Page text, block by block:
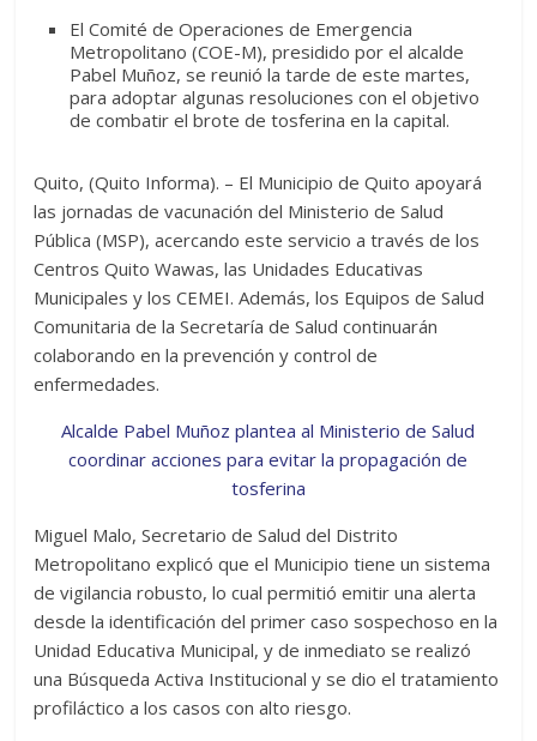
El Comité de Operaciones de Emergencia
Metropolitano (COE-M), presidido por el alcalde
Pabel Muñoz, se reunió la tarde de este martes,
para adoptar algunas resoluciones con el objetivo
de combatir el brote de tosferina en la capital.
Quito, (Quito Informa). – El Municipio de Quito apoyará
las jornadas de vacunación del Ministerio de Salud
Pública (MSP), acercando este servicio a través de los
Centros Quito Wawas, las Unidades Educativas
Municipales y los CEMEI. Además, los Equipos de Salud
Comunitaria de la Secretaría de Salud continuarán
colaborando en la prevención y control de
enfermedades.
Alcalde Pabel Muñoz plantea al Ministerio de Salud
coordinar acciones para evitar la propagación de
tosferina
Miguel Malo, Secretario de Salud del Distrito
Metropolitano explicó que el Municipio tiene un sistema
de vigilancia robusto, lo cual permitió emitir una alerta
desde la identificación del primer caso sospechoso en la
Unidad Educativa Municipal, y de inmediato se realizó
una Búsqueda Activa Institucional y se dio el tratamiento
profiláctico a los casos con alto riesgo.